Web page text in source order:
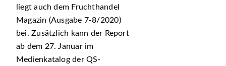
liegt auch dem Fruchthandel
Magazin (Ausgabe 7-8/2020)
bei. Zusätzlich kann der Report
ab dem 27. Januar im
Medienkatalog der QS-